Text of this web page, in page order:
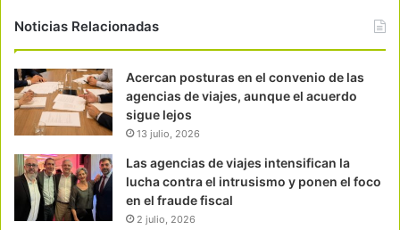
Noticias Relacionadas
Acercan posturas en el convenio de las
agencias de viajes, aunque el acuerdo
sigue lejos
13 julio, 2026
Las agencias de viajes intensifican la
lucha contra el intrusismo y ponen el foco
en el fraude fiscal
2 julio, 2026